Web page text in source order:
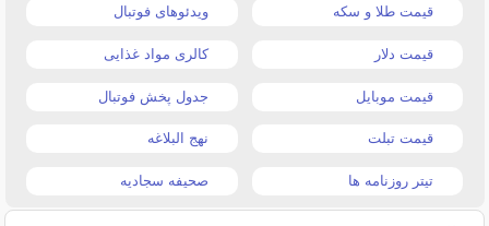
قیمت طلا و سکه ویدئوهای فوتبال
قیمت دلار کالری مواد غذایی
قیمت موبایل جدول پخش فوتبال
قیمت تبلت نهج البلاغه
تیتر روزنامه ها صحیفه سجادیه